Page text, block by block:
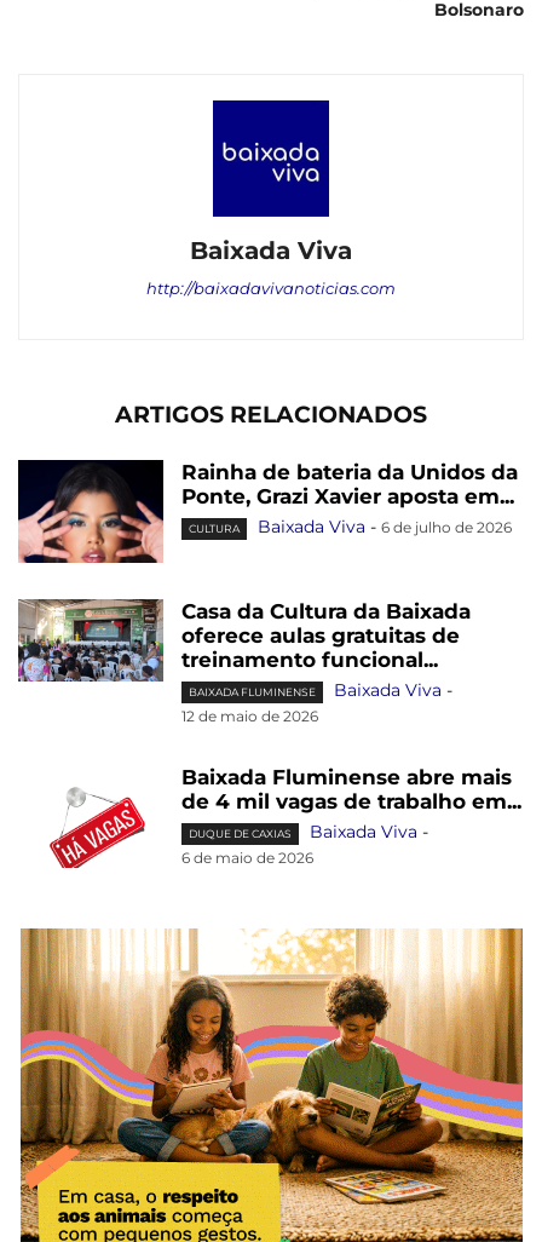
Bolsonaro
Baixada Viva
http://baixadavivanoticias.com
ARTIGOS RELACIONADOS
Rainha de bateria da Unidos da
Ponte, Grazi Xavier aposta em...
CULTURA Baixada Viva - 6 de julho de 2026
Casa da Cultura da Baixada
oferece aulas gratuitas de
treinamento funcional...
BAIXADA FLUMINENSE Baixada Viva -
12 de maio de 2026
Baixada Fluminense abre mais
de 4 mil vagas de trabalho em...
DUQUE DE CAXIAS Baixada Viva -
6 de maio de 2026